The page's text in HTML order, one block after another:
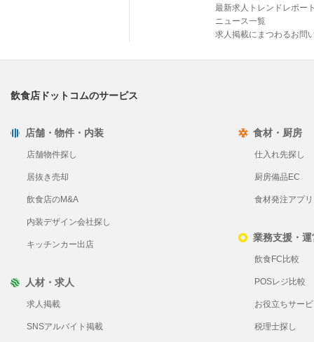
最新求人トレンドレポー
ニュース一覧
求人掲載にまつわるお問
飲食店ドットコムのサービス
店舗・物件・内装
店舗物件探し
居抜き売却
飲食店のM&A
内装デザイン会社探し
キッチンカー出店
人材・求人
求人掲載
SNSアルバイト掲載
食材・厨房
仕入れ先探し
厨房備品EC
食材発注アプ
業務支援・
飲食FC比較
POSレジ比較
お役立ちサー
税理士探し